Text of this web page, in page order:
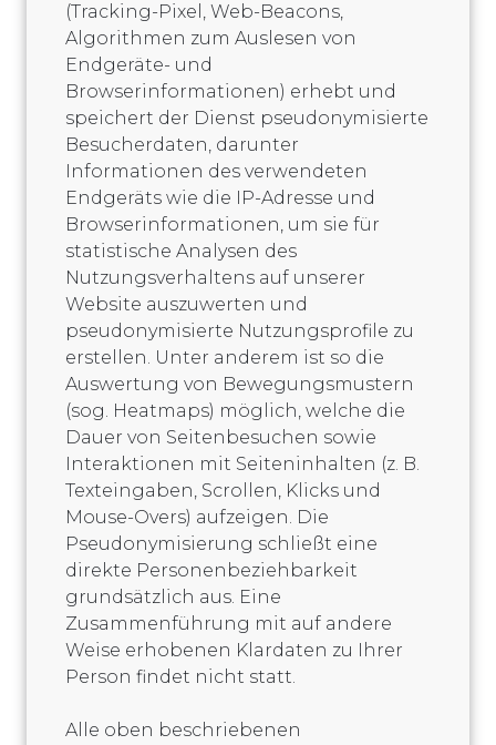
(Tracking-Pixel, Web-Beacons,
Algorithmen zum Auslesen von
Endgeräte- und
Browserinformationen) erhebt und
speichert der Dienst pseudonymisierte
Besucherdaten, darunter
Informationen des verwendeten
Endgeräts wie die IP-Adresse und
Browserinformationen, um sie für
statistische Analysen des
Nutzungsverhaltens auf unserer
Website auszuwerten und
pseudonymisierte Nutzungsprofile zu
erstellen. Unter anderem ist so die
Auswertung von Bewegungsmustern
(sog. Heatmaps) möglich, welche die
Dauer von Seitenbesuchen sowie
Interaktionen mit Seiteninhalten (z. B.
Texteingaben, Scrollen, Klicks und
Mouse-Overs) aufzeigen. Die
Pseudonymisierung schließt eine
direkte Personenbeziehbarkeit
grundsätzlich aus. Eine
Zusammenführung mit auf andere
Weise erhobenen Klardaten zu Ihrer
Person findet nicht statt.
Alle oben beschriebenen